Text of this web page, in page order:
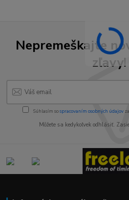
Nepremeškajte
zľavy!
Súhlasím sospracovaním osobných údajov
Môžete sa kedykoľvek odhlásiť.